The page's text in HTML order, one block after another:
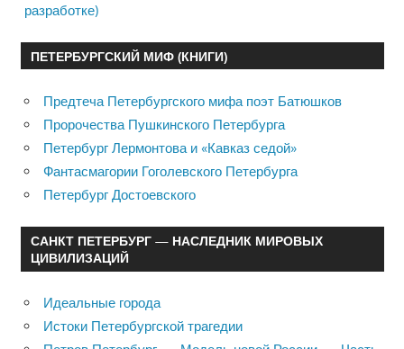
разработке)
ПЕТЕРБУРГСКИЙ МИФ (КНИГИ)
Предтеча Петербургского мифа поэт Батюшков
Пророчества Пушкинского Петербурга
Петербург Лермонтова и «Кавказ седой»
Фантасмагории Гоголевского Петербурга
Петербург Достоевского
САНКТ ПЕТЕРБУРГ — НАСЛЕДНИК МИРОВЫХ
ЦИВИЛИЗАЦИЙ
Идеальные города
Истоки Петербургской трагедии